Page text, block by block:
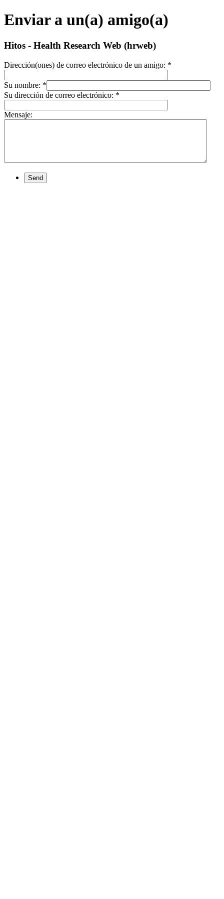
Enviar a un(a) amigo(a)
Hitos - Health Research Web (hrweb)
Dirección(ones) de correo electrónico de un amigo: *
Su nombre: *
Su dirección de correo electrónico: *
Mensaje:
Send